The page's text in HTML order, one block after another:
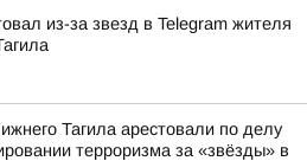
из-за звезд в Telegram жителя
Тагила арестовали по делу
терроризма за «звёзды» в